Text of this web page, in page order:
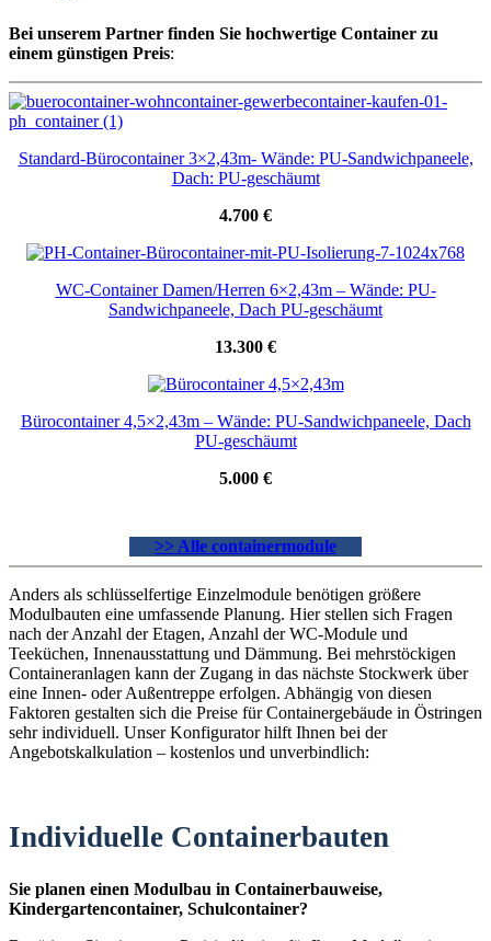
Bei unserem Partner finden Sie hochwertige Container zu
einem günstigen Preis:
Standard-Bürocontainer 3×2,43m- Wände: PU-Sandwichpaneele,
Dach: PU-geschäumt
4.700 €
WC-Container Damen/Herren 6×2,43m – Wände: PU-
Sandwichpaneele, Dach PU-geschäumt
13.300 €
Bürocontainer 4,5×2,43m – Wände: PU-Sandwichpaneele, Dach
PU-geschäumt
5.000 €
>> Alle containermodule
Anders als schlüsselfertige Einzelmodule benötigen größere
Modulbauten eine umfassende Planung. Hier stellen sich Fragen
nach der Anzahl der Etagen, Anzahl der WC-Module und
Teeküchen, Innenausstattung und Dämmung. Bei mehrstöckigen
Containeranlagen kann der Zugang in das nächste Stockwerk über
eine Innen- oder Außentreppe erfolgen. Abhängig von diesen
Faktoren gestalten sich die Preise für Containergebäude in Östringen
sehr individuell. Unser Konfigurator hilft Ihnen bei der
Angebotskalkulation – kostenlos und unverbindlich:
Individuelle Containerbauten
Sie planen einen Modulbau in Containerbauweise,
Kindergartencontainer, Schulcontainer?